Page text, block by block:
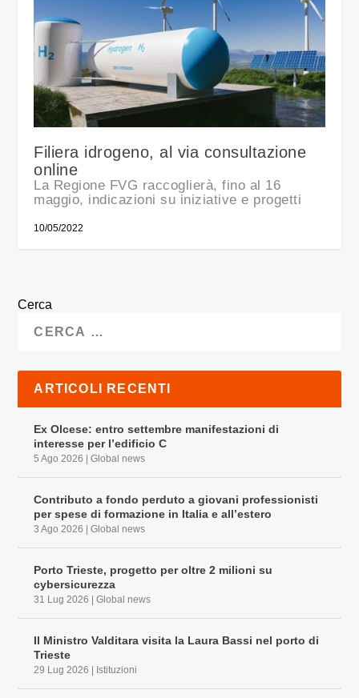
Filiera idrogeno, al via consultazione
online
La Regione FVG raccoglierà, fino al 16
maggio, indicazioni su iniziative e progetti
10/05/2022
Cerca
ARTICOLI RECENTI
Ex Olcese: entro settembre manifestazioni di
interesse per l’edificio C
5 Ago 2026 |Global news
Contributo a fondo perduto a giovani professionisti
per spese di formazione in Italia e all’estero
3 Ago 2026 |Global news
Porto Trieste, progetto per oltre 2 milioni su
cybersicurezza
31 Lug 2026 |Global news
Il Ministro Valditara visita la Laura Bassi nel porto di
Trieste
29 Lug 2026 Istituzioni